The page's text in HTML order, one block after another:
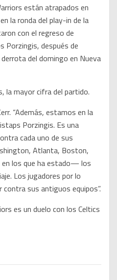
están atrapados en
la ronda del play-in de la
con el regreso de
Porzingis, después de
del domingo en Nueva
la mayor cifra del partido.
“Además, estamos en la
Porzingis. Es una
cada uno de sus
Atlanta, Boston,
los que ha estado— los
Los jugadores por lo
sus antiguos equipos”.
es un duelo con los Celtics